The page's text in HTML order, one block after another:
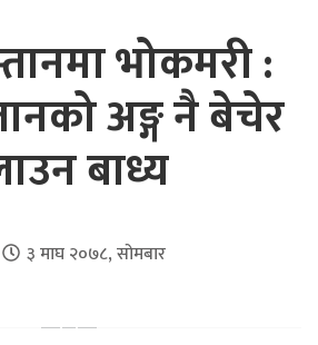
भोकमरी :
अङ्ग नै बेचेर
बाध्य
३ माघ २०७८, सोमबार